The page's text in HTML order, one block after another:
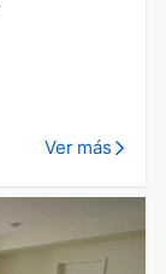
Ver más